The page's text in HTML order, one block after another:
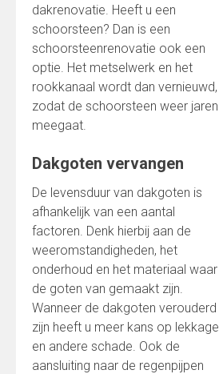
dakrenovatie. Heeft u een
schoorsteen? Dan is een
schoorsteenrenovatie ook een
optie. Het metselwerk en het
rookkanaal wordt dan vernieuwd,
zodat de schoorsteen weer jaren
meegaat.
Dakgoten vervangen
De levensduur van dakgoten is
afhankelijk van een aantal
factoren. Denk hierbij aan de
weeromstandigheden, het
onderhoud en het materiaal waar
de goten van gemaakt zijn.
Wanneer de dakgoten verouderd
zijn heeft u meer kans op lekkage
en andere schade. Ook de
aansluiting naar de regenpijpen